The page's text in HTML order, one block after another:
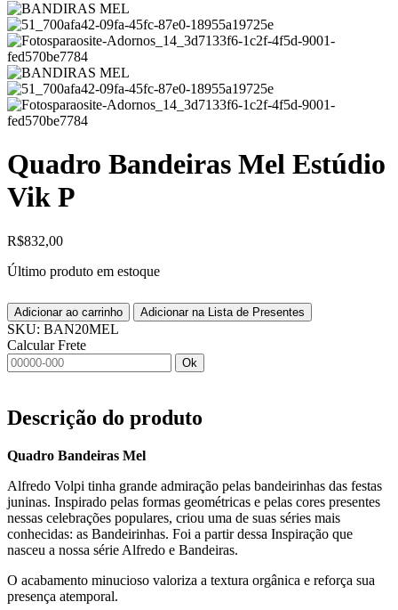
Quadro Bandeiras Mel Estúdio
Vik P
R$832,00
Último produto em estoque
Adicionar ao carrinho Adicionar na Lista de Presentes
SKU: BAN20MEL
Calcular Frete
Ok
Descrição do produto
Quadro Bandeiras Mel
Alfredo Volpi tinha grande admiração pelas bandeirinhas das festas
juninas. Inspirado pelas formas geométricas e pelas cores presentes
nessas celebrações populares, criou uma de suas séries mais
conhecidas: as Bandeirinhas. Foi a partir dessa Inspiração que
nasceu a nossa série Alfredo e Bandeiras.
O acabamento minucioso valoriza a textura orgânica e reforça sua
presença atemporal.